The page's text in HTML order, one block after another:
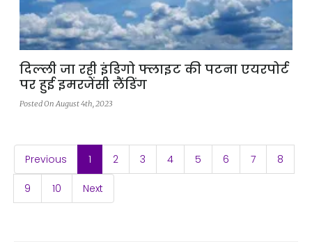
दिल्‍ली जा रही इंडिगो फ्लाइट की पटना एयरपोर्ट
पर हुई इमरजेंसी लैंडिंग
Posted On August 4th, 2023
Previous 1 (current)
2 3 4 5 6 7 8
9 10 Next